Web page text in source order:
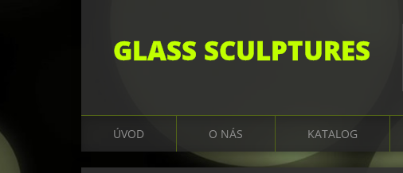
GLASS SCULPTURES
ÚVOD O NÁS KATALOG